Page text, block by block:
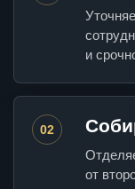
и
02
от